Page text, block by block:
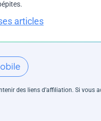
articles
des liens d’affiliation. Si vous